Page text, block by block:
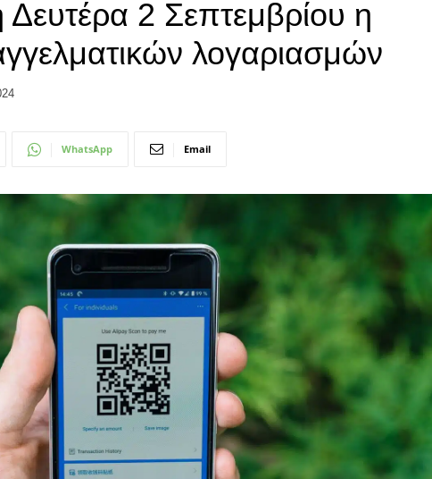
2 Σεπτεμβρίου η
λογαριασμών
WhatsApp Email